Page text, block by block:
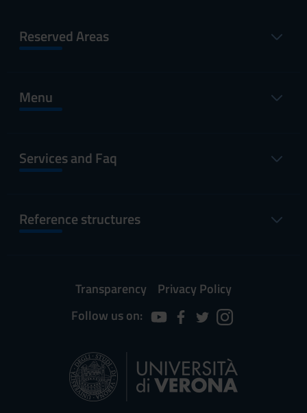
Reserved Areas
Menu
Services and Faq
Reference structures
Transparency
Privacy Policy
Follow us on: